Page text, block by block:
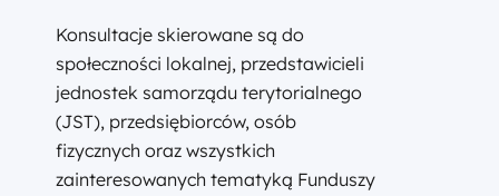
Konsultacje skierowane są do
społeczności lokalnej, przedstawicieli
jednostek samorządu terytorialnego
(JST), przedsiębiorców, osób
fizycznych oraz wszystkich
zainteresowanych tematyką Funduszy